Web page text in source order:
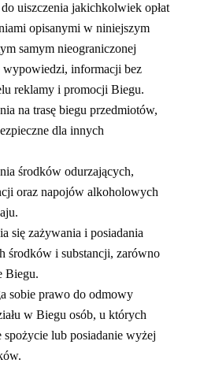
uiszczenia jakichkolwiek opłat
opisanymi w niniejszym
samym nieograniczonej
informacji bez
reklamy i promocji Biegu.
na trasę biegu przedmiotów,
dla innych
środków odurzających,
oraz napojów alkoholowych
się zażywania i posiadania
środków i substancji, zarówno
Biegu.
sobie prawo do odmowy
w Biegu osób, u których
spożycie lub posiadanie wyżej